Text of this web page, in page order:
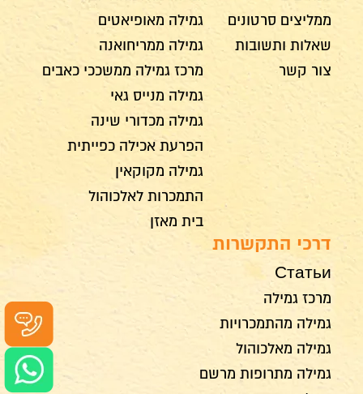
ממליצים סרטונים
שאלות ותשובות
צור קשר
גמילה מאופיאטים
גמילה ממריחואנה
מרכז גמילה ממשככי כאבים
גמילה מנייס גאי
גמילה מכדורי שינה
הפרעת אכילה כפייתית
גמילה מקוקאין
התמכרות לאלכוהול
בית מאזן
דרכי התקשרות
Статьи
מרכז גמילה
גמילה מהתמכרויות
גמילה מאלכוהול
גמילה מתרופות מרשם